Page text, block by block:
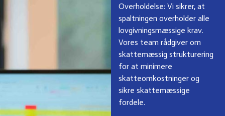
Overholdelse: Vi sikrer, at
spaltningen overholder alle
lovgivningsmæssige krav.
Vores team rådgiver om
skattemæssig strukturering
for at minimere
skatteomkostninger og
sikre skattemæssige
fordele.